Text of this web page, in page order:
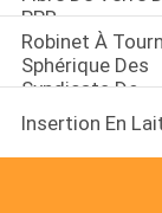
PPR
Robinet À
Sphérique Des
Syndicats De
Double De PPR
Insertion En